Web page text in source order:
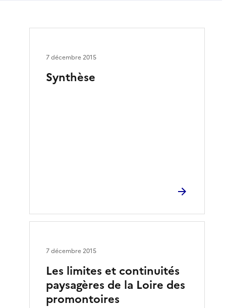
Synthèse
7 décembre 2015
Les limites et continuités
paysagères de la Loire des
promontoires
7 décembre 2015